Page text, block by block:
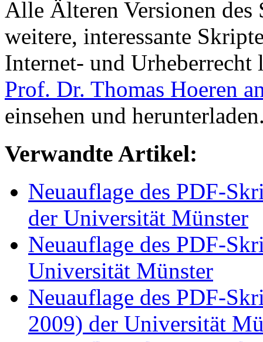
Alle Älteren Versionen des
weitere, interessante
Internet- und Urheberrecht
Prof. Dr. Thomas Hoeren
einsehen und
Verwandte Artikel:
Neuauflage des PDF-
der Universität Münster
Neuauflage des PDF-
Universität Münster
Neuauflage des PDF-
2009) der Universität